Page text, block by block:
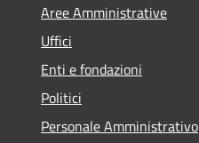
Aree Amministrative
Uffici
Enti e fondazioni
Politici
Personale Amministrativo